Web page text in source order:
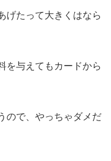
げたって大きくはなら
を与えてもカードから
ので、やっちゃダメだ